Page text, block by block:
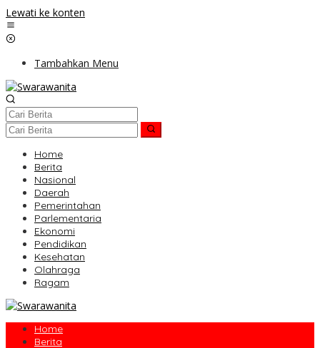
Lewati ke konten
Tambahkan Menu
Home
Berita
Nasional
Daerah
Pemerintahan
Parlementaria
Ekonomi
Pendidikan
Kesehatan
Olahraga
Ragam
Home
Berita